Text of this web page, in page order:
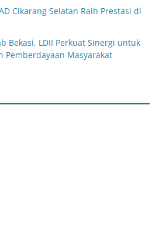
Cikarang Selatan Raih Prestasi di
Bekasi, LDII Perkuat Sinergi untuk
Pemberdayaan Masyarakat